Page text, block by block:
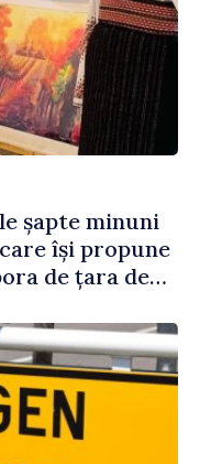
șapte minuni
își propune
de țara de